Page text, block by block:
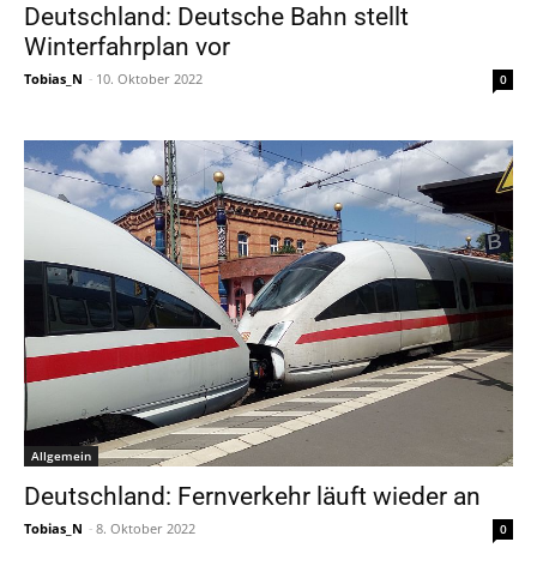
Deutschland: Deutsche Bahn stellt
Winterfahrplan vor
Tobias_N - 10. Oktober 2022 0
Allgemein
Deutschland: Fernverkehr läuft wieder an
Tobias_N - 8. Oktober 2022 0